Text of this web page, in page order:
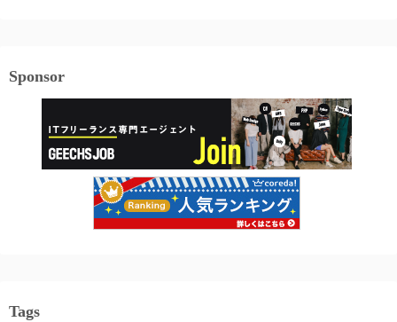
Sponsor
Tags